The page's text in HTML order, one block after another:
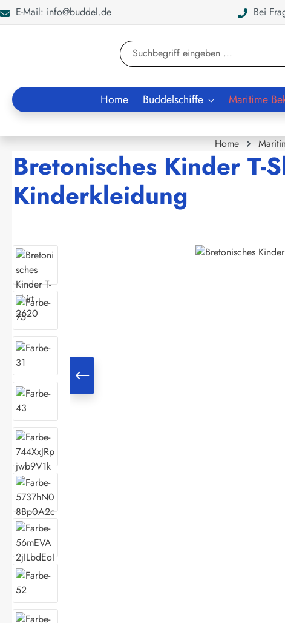
Zur Suche springen
E-Mail: info@buddel.de Bei
Home Buddelschiffe Maritime
Home
Bretonisches Kinder T-
Kinderkleidung
Bildergalerie überspringen